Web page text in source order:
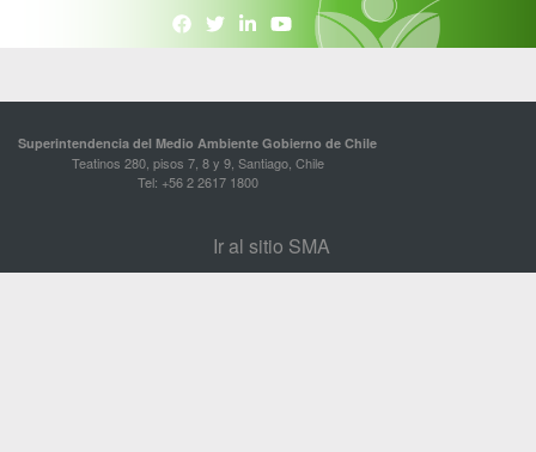
Superintendencia del Medio Ambiente Gobierno de Chile
Teatinos 280, pisos 7, 8 y 9, Santiago, Chile
Tel: +56 2 2617 1800
Ir al sitio SMA